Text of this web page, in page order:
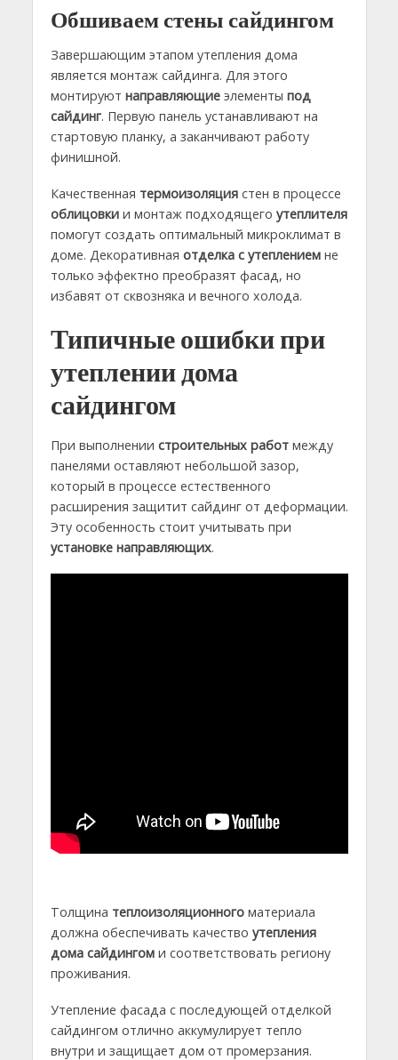
Обшиваем стены сайдингом
Завершающим этапом утепления дома
является монтаж сайдинга. Для этого
монтируют направляющиеэлементы под
сайдинг. Первую панель устанавливают на
стартовую планку, а заканчивают работу
финишной.
Качественная термоизоляциястен в процессе
облицовкии монтаж подходящего утеплителя
помогут создать оптимальный микроклимат в
доме. Декоративная отделка с утеплениемне
только эффектно преобразят фасад, но
избавят от сквозняка и вечного холода.
Типичные ошибки при
утеплении дома
сайдингом
При выполнении строительных работмежду
панелями оставляют небольшой зазор,
который в процессе естественного
расширения защитит сайдинг от деформации.
Эту особенность стоит учитывать при
установке направляющих.
Толщина теплоизоляционногоматериала
должна обеспечивать качество утепления
дома сайдингом и соответствовать региону
проживания.
Утепление фасада с последующей отделкой
сайдингом отлично аккумулирует тепло
внутри и защищает дом от промерзания.